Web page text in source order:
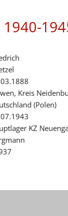
1940-
Kreis
(Polen)
KZ